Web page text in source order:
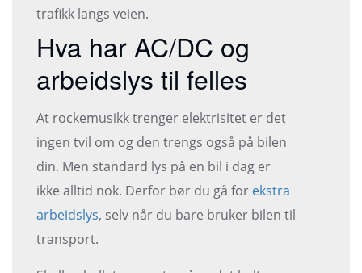
trafikk langs veien.
Hva har AC/DC og
arbeidslys til felles
At rockemusikk trenger elektrisitet er det
ingen tvil om og den trengs også på bilen
din. Men standard lys på en bil i dag er
ikke alltid nok. Derfor bør du gå for ekstra
arbeidslys, selv når du bare bruker bilen til
transport.